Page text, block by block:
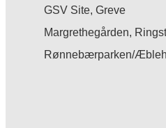
GSV Site, Greve
Margrethegården,
Rønnebærparken/